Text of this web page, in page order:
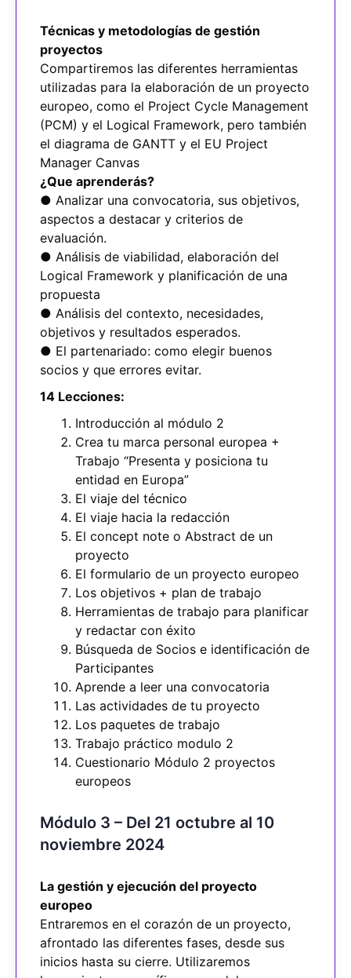
Técnicas y metodologías de gestión
proyectos
Compartiremos las diferentes herramientas
utilizadas para la elaboración de un proyecto
europeo, como el Project Cycle Management
(PCM) y el Logical Framework, pero también
el diagrama de GANTT y el EU Project
Manager Canvas
¿Que aprenderás?
● Analizar una convocatoria, sus objetivos,
aspectos a destacar y criterios de
evaluación.
● Análisis de viabilidad, elaboración del
Logical Framework y planificación de una
propuesta
● Análisis del contexto, necesidades,
objetivos y resultados esperados.
● El partenariado: como elegir buenos
socios y que errores evitar.
14 Lecciones:
Introducción al módulo 2
Crea tu marca personal europea +
Trabajo “Presenta y posiciona tu
entidad en Europa”
El viaje del técnico
El viaje hacia la redacción
El concept note o Abstract de un
proyecto
El formulario de un proyecto europeo
Los objetivos + plan de trabajo
Herramientas de trabajo para planificar
y redactar con éxito
Búsqueda de Socios e identificación de
Participantes
Aprende a leer una convocatoria
Las actividades de tu proyecto
Los paquetes de trabajo
Trabajo práctico modulo 2
Cuestionario Módulo 2 proyectos
europeos
Módulo 3 – Del 21 octubre al 10
noviembre 2024
La gestión y ejecución del proyecto
europeo
Entraremos en el corazón de un proyecto,
afrontado las diferentes fases, desde sus
inicios hasta su cierre. Utilizaremos